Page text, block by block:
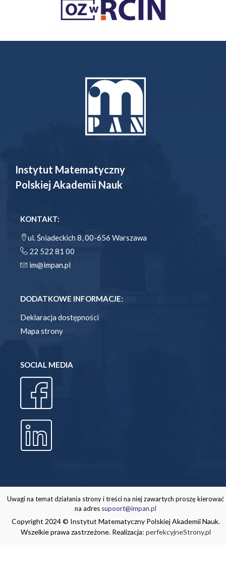
Instytut Matematyczny
Polskiej Akademii Nauk
KONTAKT:
ul. Śniadeckich 8, 00-656 Warszawa
22 522 81 00
im@impan.pl
DODATKOWE INFORMACJE:
Deklaracja dostępności
Mapa strony
SOCIAL MEDIA
Uwagi na temat działania strony i treści na niej zawartych proszę kierować
na adres supoort@impan.pl
Copyright 2024 © Instytut Matematyczny Polskiej Akademii Nauk.
Wszelkie prawa zastrzeżone. Realizacja: perfekcyjneStrony.pl